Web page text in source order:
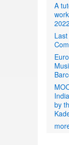
A
2022
by